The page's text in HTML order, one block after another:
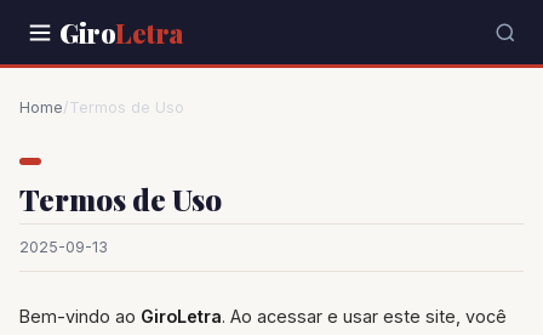
GiroLetra
Home/Termos de Uso
Termos de Uso
2025-09-13
Bem-vindo ao GiroLetra. Ao acessar e usar este site, você